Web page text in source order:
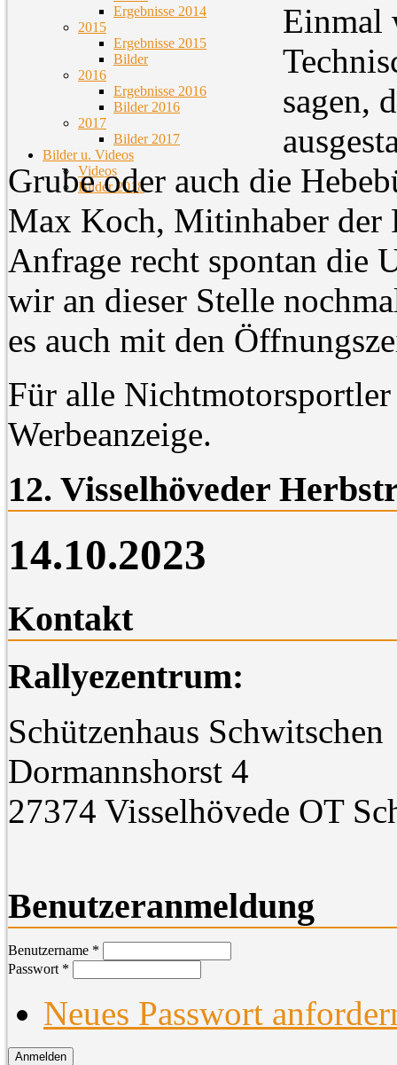
Ergebnisse 2014
2015
Ergebnisse 2015
Bilder
2016
Ergebnisse 2016
Bilder 2016
2017
Bilder 2017
Bilder u. Videos
Videos
Bilder 2018
Einmal
sagen,
Grube oder auch die
Max Koch, Mitinhaber der
Anfrage recht spontan die
wir an dieser Stelle
es auch mit den
Für alle
Werbeanzeige.
12. Visselhöveder
14.10.2023
Kontakt
Rallyezentrum:
Schützenhaus Schwitschen
Dormannshorst 4
27374 Visselhövede OT
Benutzeranmeldung
Benutzername *
Passwort *
Neues Passwort